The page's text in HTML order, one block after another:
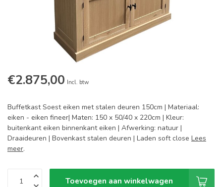
€2.875,00 Incl. btw
Buffetkast Soest eiken met stalen deuren 150cm | Materiaal:
eiken - eiken fineer| Maten: 150 x 50/40 x 220cm | Kleur:
buitenkant eiken binnenkant eiken | Afwerking: natuur |
Draaideuren | Bovenkast stalen deuren | Laden soft close Lees
meer.
Toevoegen aan winkelwagen